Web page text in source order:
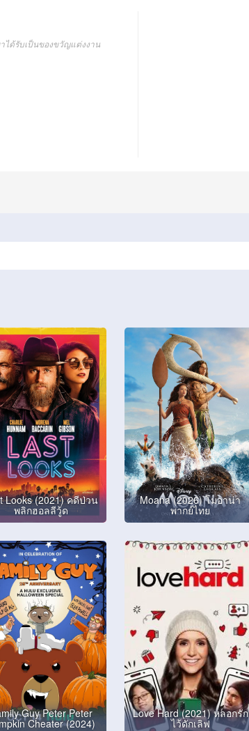
ได้รับเป็นของขวัญแต่งงาน
Looks (2021) คดีป่วน
พลิกฮอลลีวู้ด
Moana (2026) โมอาน่า
พากย์ไทย
Guy Peter Peter
Cheater (2024)
Love Hard (2021) หลอกรัก
ไว้ดักเลิฟ